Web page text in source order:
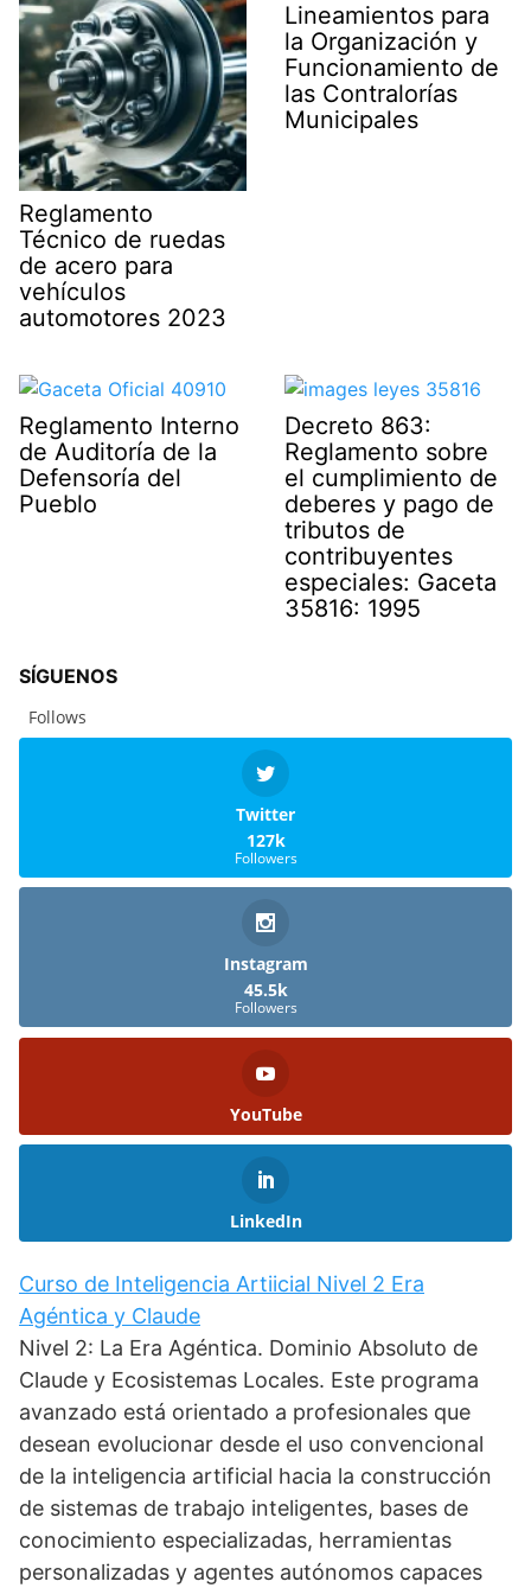
Reglamento
Técnico de ruedas
de acero para
vehículos
automotores 2023
Lineamientos para
la Organización y
Funcionamiento de
las Contralorías
Municipales
Reglamento Interno
de Auditoría de la
Defensoría del
Pueblo
Decreto 863:
Reglamento sobre
el cumplimiento de
deberes y pago de
tributos de
contribuyentes
especiales: Gaceta
35816: 1995
SÍGUENOS
Follows
Twitter
127k
Followers
Instagram
45.5k
Followers
YouTube
LinkedIn
Curso de Inteligencia Artiicial Nivel 2 Era
Agéntica y Claude
Nivel 2: La Era Agéntica. Dominio Absoluto de
Claude y Ecosistemas Locales. Este programa
avanzado está orientado a profesionales que
desean evolucionar desde el uso convencional
de la inteligencia artificial hacia la construcción
de sistemas de trabajo inteligentes, bases de
conocimiento especializadas, herramientas
personalizadas y agentes autónomos capaces